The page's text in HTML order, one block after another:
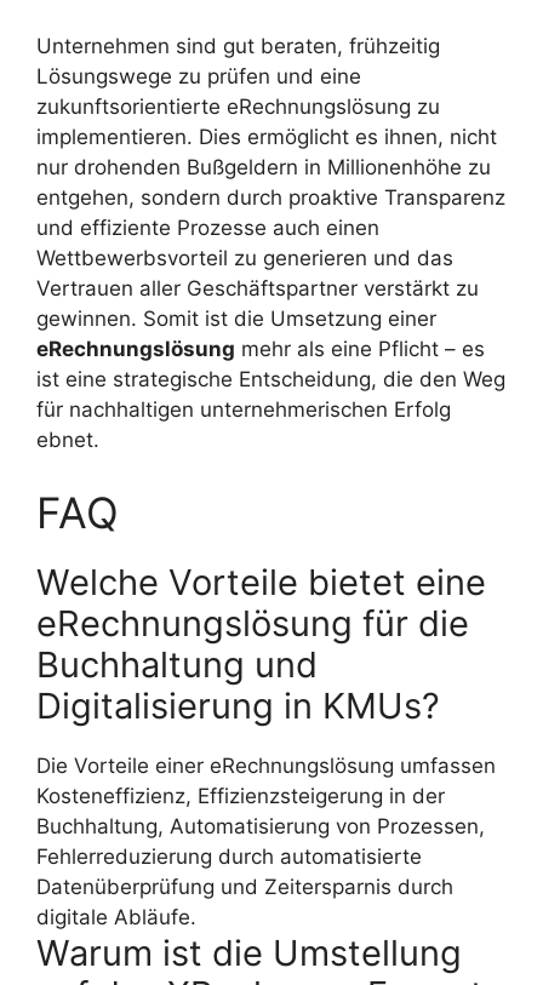
Unternehmen sind gut beraten, frühzeitig
Lösungswege zu prüfen und eine
zukunftsorientierte eRechnungslösung zu
implementieren. Dies ermöglicht es ihnen, nicht
nur drohenden Bußgeldern in Millionenhöhe zu
entgehen, sondern durch proaktive Transparenz
und effiziente Prozesse auch einen
Wettbewerbsvorteil zu generieren und das
Vertrauen aller Geschäftspartner verstärkt zu
gewinnen. Somit ist die Umsetzung einer
eRechnungslösung mehr als eine Pflicht – es
ist eine strategische Entscheidung, die den Weg
für nachhaltigen unternehmerischen Erfolg
ebnet.
FAQ
Welche Vorteile bietet eine
eRechnungslösung für die
Buchhaltung und
Digitalisierung in KMUs?
Die Vorteile einer eRechnungslösung umfassen
Kosteneffizienz, Effizienzsteigerung in der
Buchhaltung, Automatisierung von Prozessen,
Fehlerreduzierung durch automatisierte
Datenüberprüfung und Zeitersparnis durch
digitale Abläufe.
Warum ist die Umstellung